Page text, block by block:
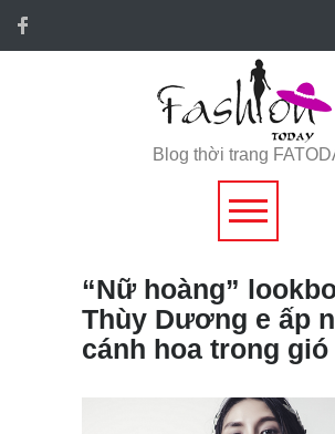
Blog thời trang
“Nữ hoàng”
Thùy Dương e ấp
cánh hoa trong gió